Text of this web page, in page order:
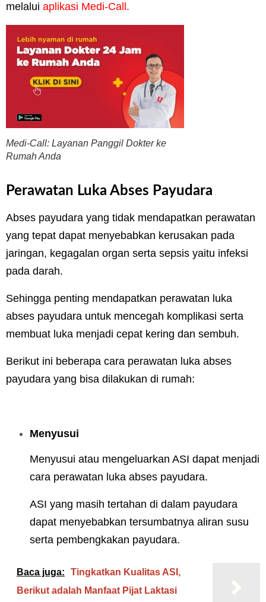
melalui aplikasi Medi-Call.
Medi-Call: Layanan Panggil Dokter ke
Rumah Anda
Perawatan Luka Abses Payudara
Abses payudara yang tidak mendapatkan perawatan
yang tepat dapat menyebabkan kerusakan pada
jaringan, kegagalan organ serta sepsis yaitu infeksi
pada darah.
Sehingga penting mendapatkan perawatan luka
abses payudara untuk mencegah komplikasi serta
membuat luka menjadi cepat kering dan sembuh.
Berikut ini beberapa cara perawatan luka abses
payudara yang bisa dilakukan di rumah:
Menyusui
Menyusui atau mengeluarkan ASI dapat menjadi
cara perawatan luka abses payudara.
ASI yang masih tertahan di dalam payudara
dapat menyebabkan tersumbatnya aliran susu
serta pembengkakan payudara.
Baca juga:
Tingkatkan Kualitas ASI,
Berikut adalah Manfaat Pijat Laktasi